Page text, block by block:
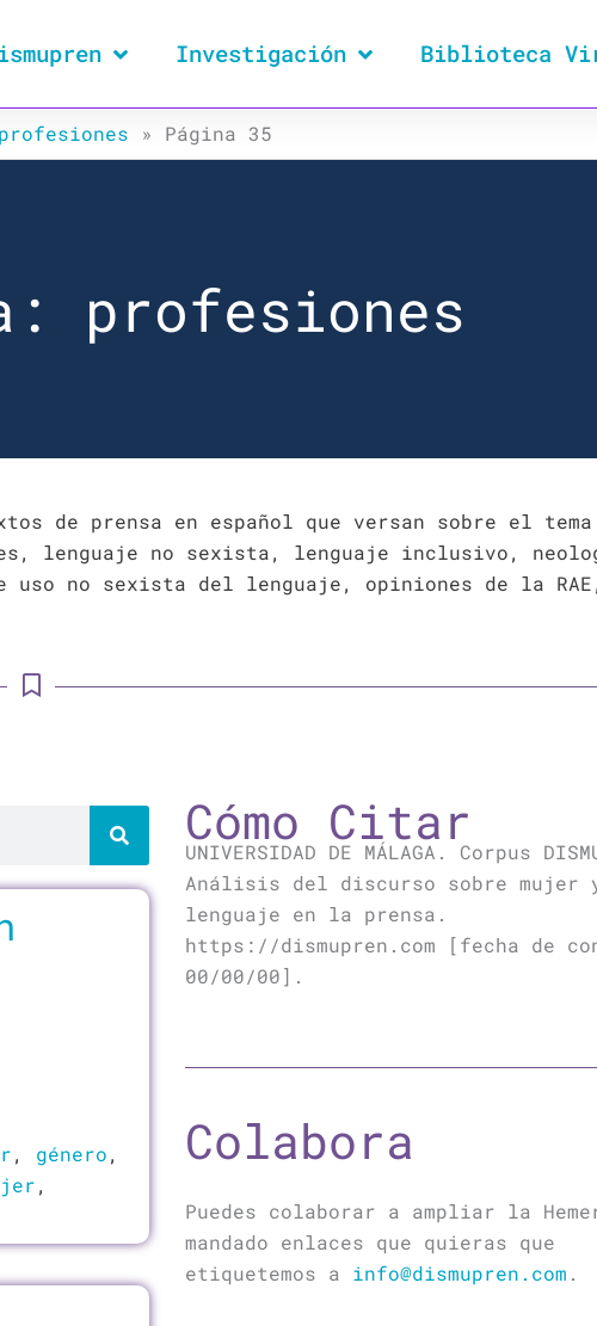
Investigación Biblioteca
profesiones » Página 35
profesiones
de prensa en español que versan sobre el
lenguaje no sexista, lenguaje inclusivo,
no sexista del lenguaje, opiniones de la
, género,
,
Cómo Citar
UNIVERSIDAD DE MÁLAGA. Corpus
Análisis del discurso sobre mujer
lenguaje en la prensa.
https://dismupren.com [fecha de
00/00/00].
Colabora
Puedes colaborar a ampliar la
mandado enlaces que quieras que
etiquetemos a info@dismupren.com .